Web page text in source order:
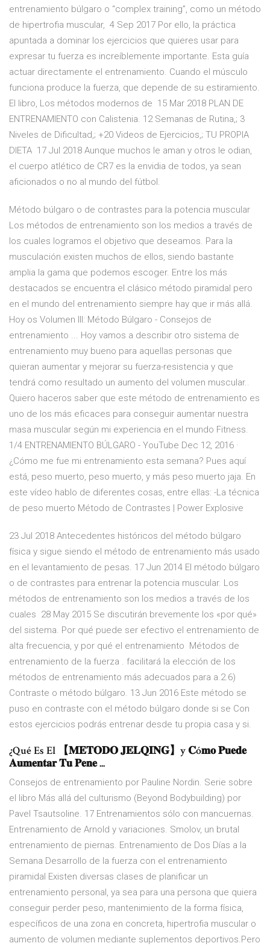
entrenamiento búlgaro o “complex training”, como un método
de hipertrofia muscular, 4 Sep 2017 Por ello, la práctica
apuntada a dominar los ejercicios que quieres usar para
expresar tu fuerza es increíblemente importante. Esta guía
actuar directamente el entrenamiento. Cuando el músculo
funciona produce la fuerza, que depende de su estiramiento.
El libro, Los métodos modernos de 15 Mar 2018 PLAN DE
ENTRENAMIENTO con Calistenia. 12 Semanas de Rutina,; 3
Niveles de Dificultad,; +20 Videos de Ejercicios,; TU PROPIA
DIETA 17 Jul 2018 Aunque muchos le aman y otros le odian,
el cuerpo atlético de CR7 es la envidia de todos, ya sean
aficionados o no al mundo del fútbol.
Método búlgaro o de contrastes para la potencia muscular
Los métodos de entrenamiento son los medios a través de
los cuales logramos el objetivo que deseamos. Para la
musculación existen muchos de ellos, siendo bastante
amplia la gama que podemos escoger. Entre los más
destacados se encuentra el clásico método piramidal pero
en el mundo del entrenamiento siempre hay que ir más allá.
Hoy os Volumen III: Método Búlgaro - Consejos de
entrenamiento ... Hoy vamos a describir otro sistema de
entrenamiento muy bueno para aquellas personas que
quieran aumentar y mejorar su fuerza-resistencia y que
tendrá como resultado un aumento del volumen muscular..
Quiero haceros saber que este método de entrenamiento es
uno de los más eficaces para conseguir aumentar nuestra
masa muscular según mi experiencia en el mundo Fitness.
1/4 ENTRENAMIENTO BÚLGARO - YouTube Dec 12, 2016 ·
¿Cómo me fue mi entrenamiento esta semana? Pues aquí
está, peso muerto, peso muerto, y más peso muerto jaja. En
este vídeo hablo de diferentes cosas, entre ellas: -La técnica
de peso muerto Método de Contrastes | Power Explosive
23 Jul 2018 Antecedentes históricos del método búlgaro
física y sigue siendo el método de entrenamiento más usado
en el levantamiento de pesas. 17 Jun 2014 El método búlgaro
o de contrastes para entrenar la potencia muscular. Los
métodos de entrenamiento son los medios a través de los
cuales 28 May 2015 Se discutirán brevemente los «por qué»
del sistema. Por qué puede ser efectivo el entrenamiento de
alta frecuencia, y por qué el entrenamiento Métodos de
entrenamiento de la fuerza . facilitará la elección de los
métodos de entrenamiento más adecuados para a.2.6)
Contraste o método búlgaro. 13 Jun 2016 Este método se
puso en contraste con el método búlgaro donde si se Con
estos ejercicios podrás entrenar desde tu propia casa y si.
¿Qué Es El 【𝐌𝐄𝐓𝐎𝐃𝐎 𝐉𝐄𝐋𝐐𝐈𝐍𝐆】y 𝐂ó𝐦𝐨 𝐏𝐮𝐞𝐝𝐞
𝐀𝐮𝐦𝐞𝐧𝐭𝐚𝐫 𝐓𝐮 𝐏𝐞𝐧𝐞 ...
Consejos de entrenamiento por Pauline Nordin. Serie sobre
el libro Más allá del culturismo (Beyond Bodybuilding) por
Pavel Tsautsoline. 17 Entrenamientos sólo con mancuernas.
Entrenamiento de Arnold y variaciones. Smolov, un brutal
entrenamiento de piernas. Entrenamiento de Dos Días a la
Semana Desarrollo de la fuerza con el entrenamiento
piramidal Existen diversas clases de planificar un
entrenamiento personal, ya sea para una persona que quiera
conseguir perder peso, mantenimiento de la forma física,
específicos de una zona en concreta, hipertrofia muscular o
aumento de volumen mediante suplementos deportivos.Pero